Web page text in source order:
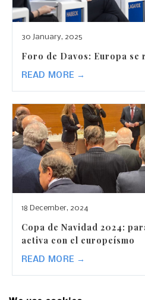
30 January, 2025
Foro de Davos: Europa se
READ MORE →
18 December, 2024
Copa de Navidad 2024:
activa con el europeísmo
READ MORE →